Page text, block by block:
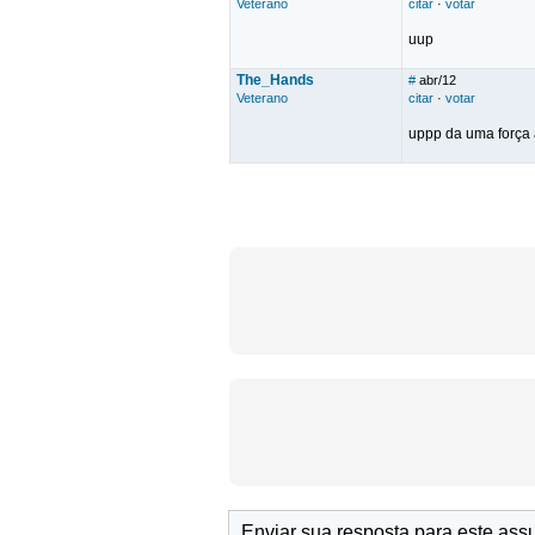
Veterano
citar · votar
uup
The_Hands
Veterano
# abr/12
citar · votar
uppp da uma força